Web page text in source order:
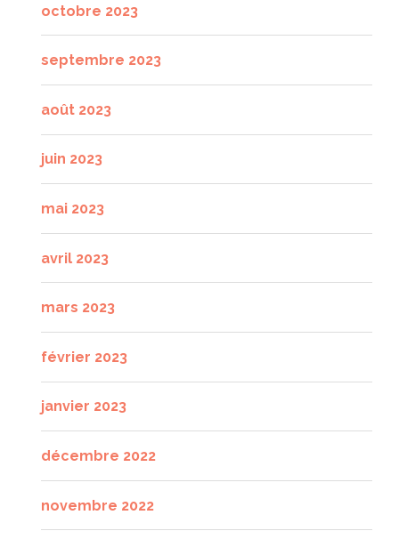
octobre 2023
septembre 2023
août 2023
juin 2023
mai 2023
avril 2023
mars 2023
février 2023
janvier 2023
décembre 2022
novembre 2022